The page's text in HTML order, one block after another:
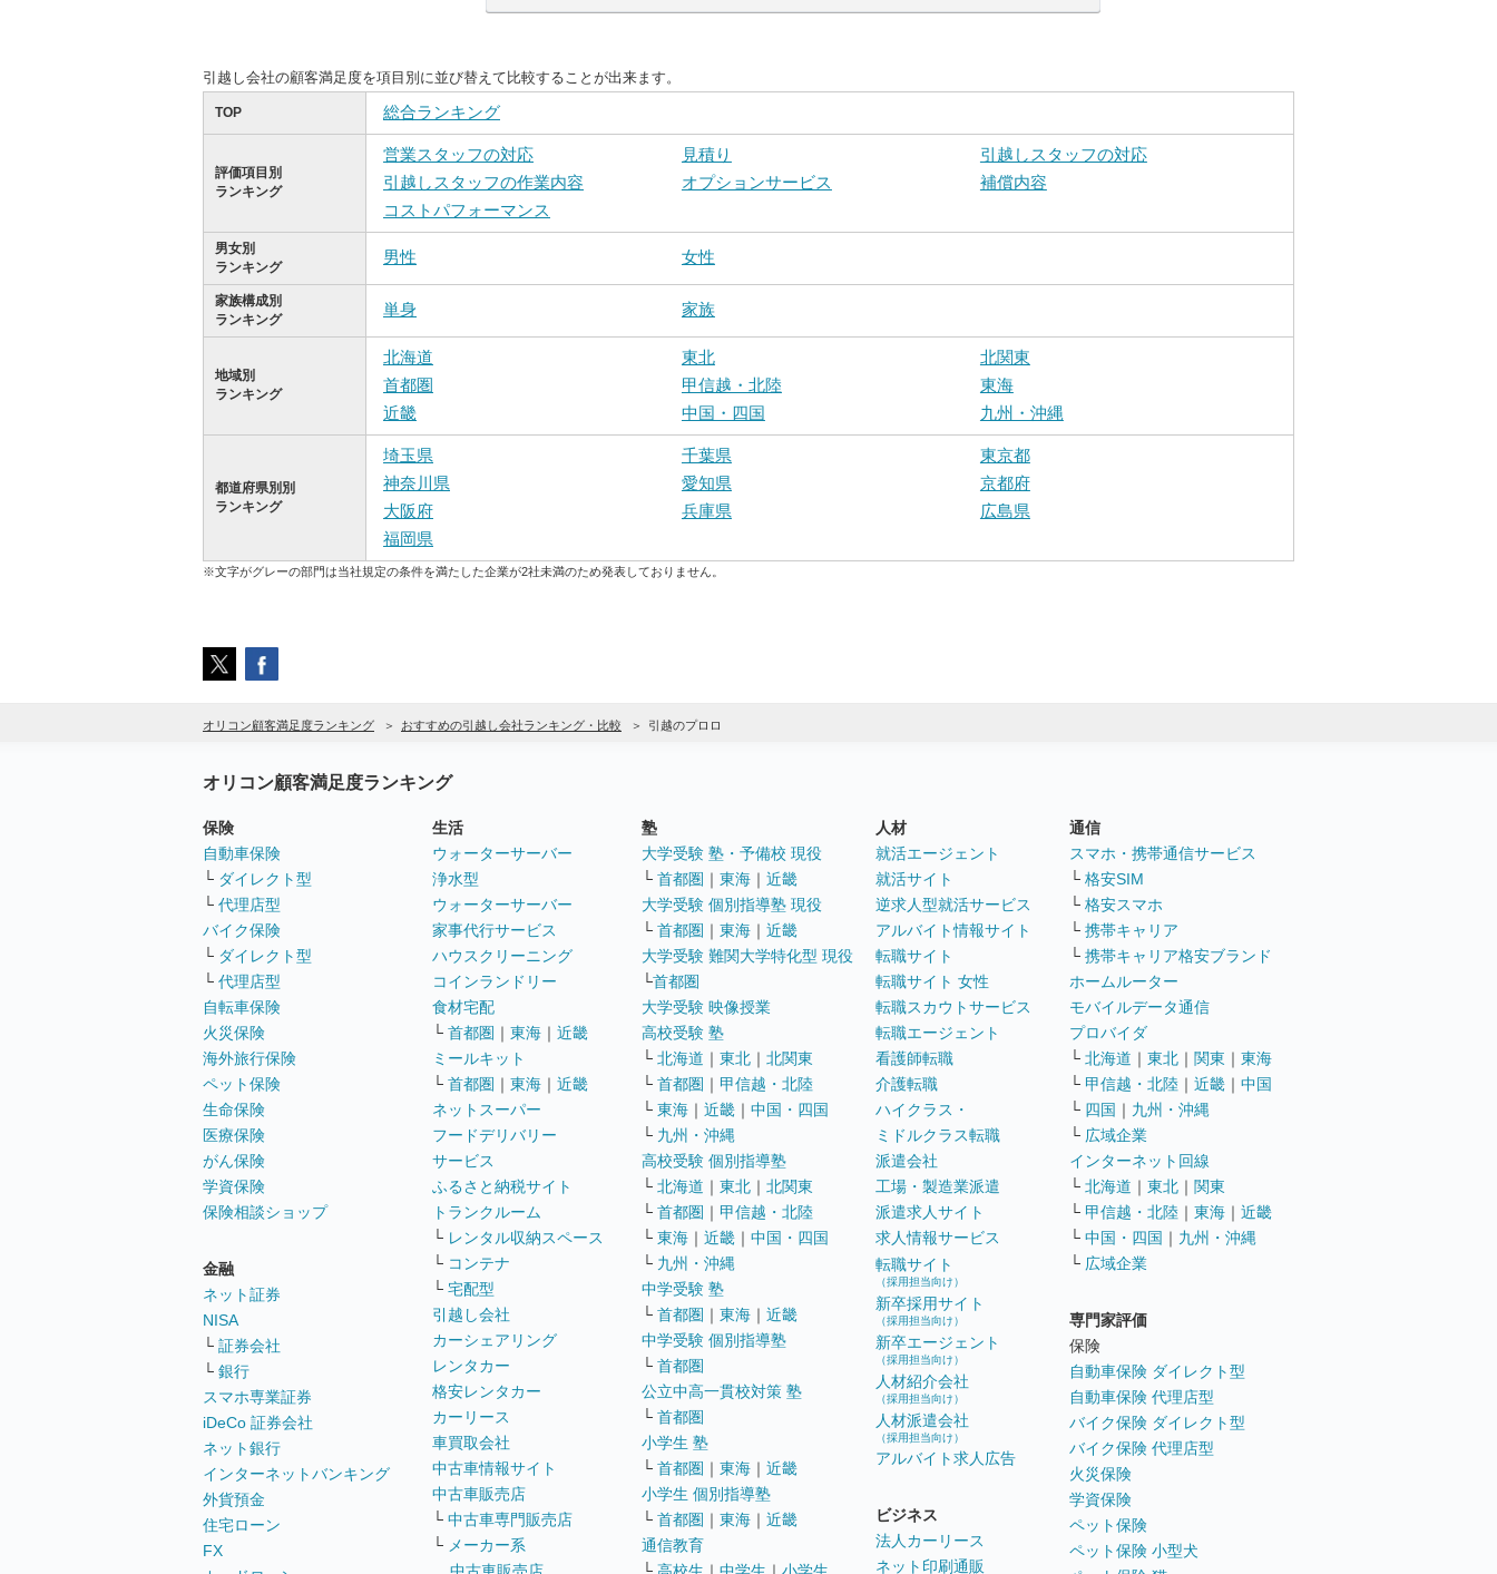
引越し会社の顧客満足度を項目別に並び替えて比較することが出来ます。
TOP 総合ランキング
評価項目別
ランキング
営業スタッフの対応 見積り
引越しスタッフの対応
引越しスタッフの作業内容
オプションサービス
補償内容
コストパフォーマンス
男女別
ランキング
男性 女性
家族構成別
ランキング
単身 家族
地域別
ランキング
北海道 東北
北関東
首都圏
甲信越・北陸
東海
近畿
中国・四国 九州・沖縄
都道府県別別
ランキング
埼玉県 千葉県
東京都
神奈川県
愛知県
京都府
大阪府
兵庫県
広島県
福岡県
※文字がグレーの部門は当社規定の条件を満たした企業が2社未満のため発表しておりません。
オリコン顧客満足度ランキング おすすめの引越し会社ランキング・比較 引越のプロロ
オリコン顧客満足度ランキング
保険
自動車保険
└ ダイレクト型
└ 代理店型
バイク保険
└ ダイレクト型
└ 代理店型
自転車保険
火災保険
海外旅行保険
ペット保険
生命保険
医療保険
がん保険
学資保険
保険相談ショップ
金融
ネット証券
NISA
└ 証券会社
└ 銀行
スマホ専業証券
iDeCo 証券会社
ネット銀行
インターネットバンキング
外貨預金
住宅ローン
FX
生活
ウォーターサーバー
浄水型
ウォーターサーバー
家事代行サービス
ハウスクリーニング
コインランドリー
食材宅配
└ 首都圏 ｜ 東海 ｜ 近畿
ミールキット
└ 首都圏 ｜ 東海 ｜ 近畿
ネットスーパー
フードデリバリー
サービス
ふるさと納税サイト
トランクルーム
└ レンタル収納スペース
└ コンテナ
└ 宅配型
引越し会社
カーシェアリング
レンタカー
格安レンタカー
カーリース
車買取会社
中古車情報サイト
中古車販売店
└ 中古車専門販売店
└ メーカー系
塾
大学受験 塾・予備校 現役
└ 首都圏 ｜ 東海 ｜ 近畿
大学受験 個別指導塾 現役
└ 首都圏 ｜ 東海 ｜ 近畿
大学受験 難関大学特化型 現役
└首都圏
大学受験 映像授業
高校受験 塾
└ 北海道 ｜ 東北 ｜ 北関東
└ 首都圏 ｜ 甲信越・北陸
└ 東海 ｜ 近畿 ｜ 中国・四国
└ 九州・沖縄
高校受験 個別指導塾
└ 北海道 ｜ 東北 ｜ 北関東
└ 首都圏 ｜ 甲信越・北陸
└ 東海 ｜ 近畿 ｜ 中国・四国
└ 九州・沖縄
中学受験 塾
└ 首都圏 ｜ 東海 ｜ 近畿
中学受験 個別指導塾
└ 首都圏
公立中高一貫校対策 塾
└ 首都圏
小学生 塾
└ 首都圏 ｜ 東海 ｜ 近畿
小学生 個別指導塾
└ 首都圏 ｜ 東海 ｜ 近畿
通信教育
人材
就活エージェント
就活サイト
逆求人型就活サービス
アルバイト情報サイト
転職サイト
転職サイト 女性
転職スカウトサービス
転職エージェント
看護師転職
介護転職
ハイクラス・
ミドルクラス転職
派遣会社
工場・製造業派遣
派遣求人サイト
求人情報サービス
転職サイト
（採用担当向け）
新卒採用サイト
（採用担当向け）
新卒エージェント
（採用担当向け）
人材紹介会社
（採用担当向け）
人材派遣会社
（採用担当向け）
アルバイト求人広告
ビジネス
法人カーリース
ネット印刷通販
通信
スマホ・携帯通信サービス
└ 格安SIM
└ 格安スマホ
└ 携帯キャリア
└ 携帯キャリア格安ブランド
ホームルーター
モバイルデータ通信
プロバイダ
└ 北海道 ｜ 東北 ｜ 関東 ｜ 東海
└ 甲信越・北陸 ｜ 近畿 ｜ 中国
└ 四国 ｜ 九州・沖縄
└ 広域企業
インターネット回線
└ 北海道 ｜ 東北 ｜ 関東
└ 甲信越・北陸 ｜ 東海 ｜ 近畿
└ 中国・四国 ｜ 九州・沖縄
└ 広域企業
専門家評価
保険
自動車保険 ダイレクト型
自動車保険 代理店型
バイク保険 ダイレクト型
バイク保険 代理店型
火災保険
学資保険
ペット保険
ペット保険 小型犬